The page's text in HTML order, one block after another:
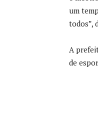
um
todos”,
A
de